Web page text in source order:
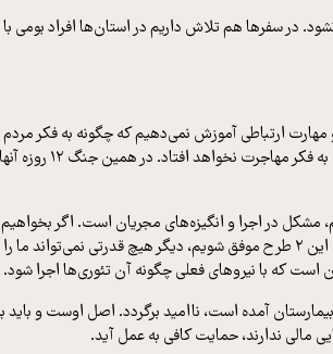
در سفرها هم تلاش داریم در استان‌ها افراد
ارتباطی آموزش نمی‌دهیم که چگونه به فکر
دانش‌آموز ما باید این را
مشکل در اجرا و انگیزه‌های مجریان است. اگر
نگاه ما اصلاح شود. ما اکنون در دولت طرح‌های محله محوری و مدرسه محوری را در دستور کار داریم و اگر
که با نیروهای فعلی چگونه آن تئوری‌ها اجرا شود.
آمده است، ناامید برگردد. اصل اوست و
مالی ندارند، حمایت کافی به عمل آید.